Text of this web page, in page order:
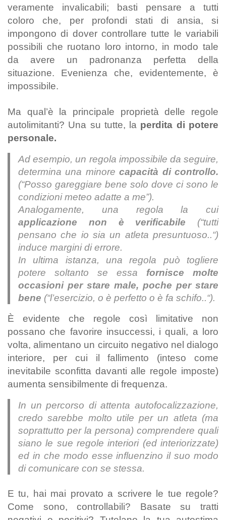
veramente invalicabili; basti pensare a tutti
coloro che, per profondi stati di ansia, si
impongono di dover controllare tutte le variabili
possibili che ruotano loro intorno, in modo tale
da avere un padronanza perfetta della
situazione. Evenienza che, evidentemente, è
impossibile.
Ma qual’è la principale proprietà delle regole
autolimitanti? Una su tutte, la perdita di potere
personale.
Ad esempio, un regola impossibile da seguire,
determina una minorecapacità di controllo.
(“Posso gareggiare bene solo dove ci sono le
condizioni meteo adatte a me”).
Analogamente, una regola la cui
applicazione non è verificabile (“tutti
pensano che io sia un atleta presuntuoso..“)
induce margini di errore.
In ultima istanza, una regola può togliere
potere soltanto se essa fornisce molte
occasioni per stare male, poche per stare
bene (“l’esercizio, o è perfetto o è fa schifo..“).
È evidente che regole così limitative non
possano che favorire insuccessi, i quali, a loro
volta, alimentano un circuito negativo nel dialogo
interiore, per cui il fallimento (inteso come
inevitabile sconfitta davanti alle regole imposte)
aumenta sensibilmente di frequenza.
In un percorso di attenta autofocalizzazione,
credo sarebbe molto utile per un atleta (ma
soprattutto per la persona) comprendere quali
siano le sue regole interiori (ed interiorizzate)
ed in che modo esse influenzino il suo modo
di comunicare con se stessa.
E tu, hai mai provato a scrivere le tue regole?
Come sono, controllabili? Basate su tratti